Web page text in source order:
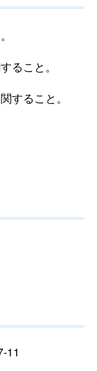
ること。
すること。
11